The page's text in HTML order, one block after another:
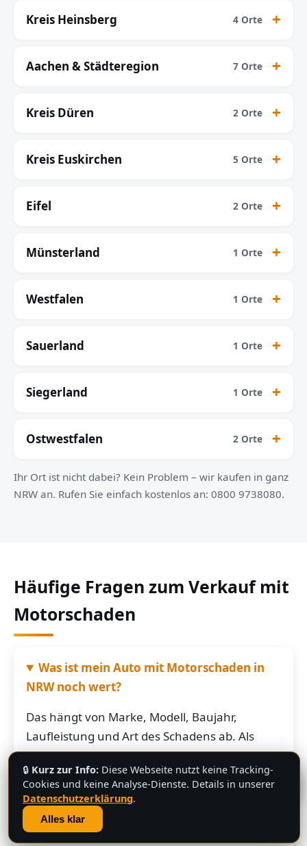
Kreis Heinsberg 4 Orte
Aachen & Städteregion 7 Orte
Kreis Düren 2 Orte
Kreis Euskirchen 5 Orte
Eifel 2 Orte
Münsterland 1 Orte
Westfalen 1 Orte
Sauerland 1 Orte
Siegerland 1 Orte
Ostwestfalen 2 Orte
Ihr Ort ist nicht dabei? Kein Problem – wir kaufen in ganz
NRW an. Rufen Sie einfach kostenlos an: 0800 9738080.
Häufige Fragen zum Verkauf mit
Motorschaden
Was ist mein Auto mit Motorschaden in
NRW noch wert?
Das hängt von Marke, Modell, Baujahr,
Laufleistung und Art des Schadens ab. Als
grobe Richtung: Fahrzeuge mit Motorschaden
bringen je nach Restwert der Karosserie und
der Teile oft noch mehrere hundert bis
mehrere tausend Euro. Schicken Sie uns die
Fahrzeugdaten – Sie bekommen von uns eine
💬
🔒 Kurz zur Info: Diese Webseite nutzt keine Tracking-
Cookies und keine Analyse-Dienste. Details in unserer
Datenschutzerklärung.
Alles klar